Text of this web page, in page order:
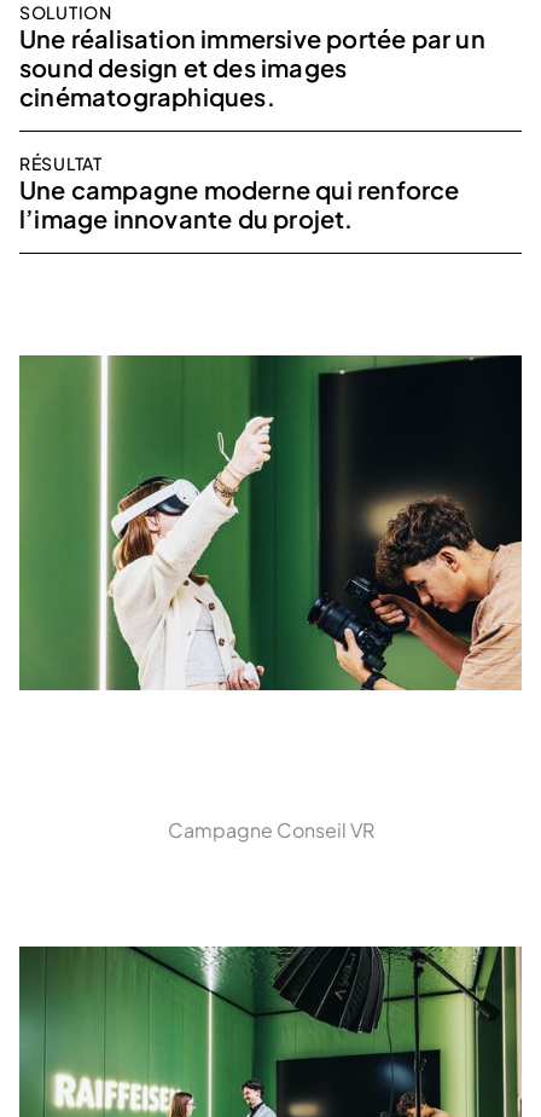
SOLUTION
Une réalisation immersive portée par un
sound design et des images
cinématographiques.
RÉSULTAT
Une campagne moderne qui renforce
l’image innovante du projet.
Campagne Conseil VR